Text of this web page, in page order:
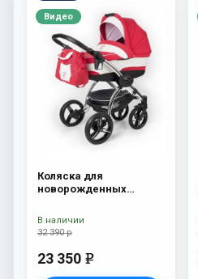
Видео
Коляска для
новорожденных
Chrome) Red Lux
32 390 р
23 350 e
В наличии